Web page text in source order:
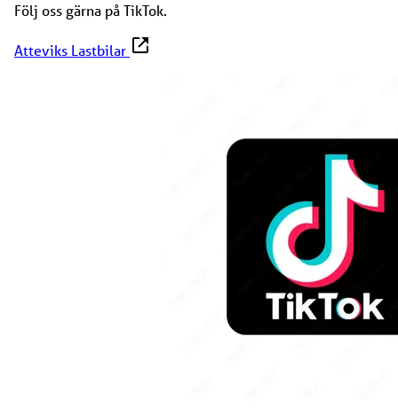
Följ oss gärna på TikTok.
Atteviks Lastbilar